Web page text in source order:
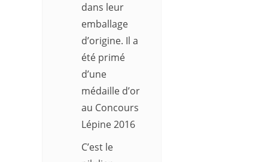
dans leur
emballage
d’origine. Il a
été primé
d’une
médaille d’or
au Concours
Lépine 2016
C’est le